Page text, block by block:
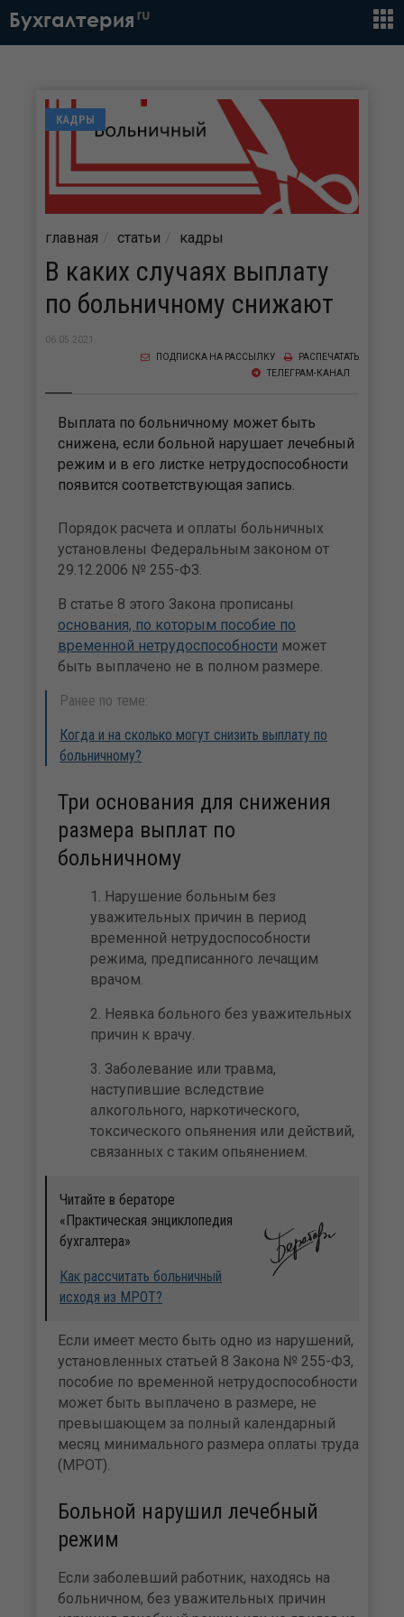
Бухгалтерия ru
КАДРЫ
главная статьи кадры
В каких случаях выплату
по больничному снижают
06.05.2021
РАСПЕЧАТАТЬ
ПОДПИСКА НА РАССЫЛКУ
ТЕЛЕГРАМ-КАНАЛ
Выплата по больничному может быть
снижена, если больной нарушает лечебный
режим и в его листке нетрудоспособности
появится соответствующая запись.
Порядок расчета и оплаты больничных
установлены Федеральным законом от
29.12.2006 № 255-ФЗ.
В статье 8 этого Закона прописаны
основания, по которым пособие по
временной нетрудоспособности может
быть выплачено не в полном размере.
Ранее по теме:
Когда и на сколько могут снизить выплату по
больничному?
Три основания для снижения
размера выплат по
больничному
Нарушение больным без
уважительных причин в период
временной нетрудоспособности
режима, предписанного лечащим
врачом.
Неявка больного без уважительных
причин к врачу.
Заболевание или травма,
наступившие вследствие
алкогольного, наркотического,
токсического опьянения или действий,
связанных с таким опьянением.
Читайте в бераторе
«Практическая энциклопедия
бухгалтера»
Как рассчитать больничный
исходя из МРОТ?
Если имеет место быть одно из нарушений,
установленных статьей 8 Закона № 255-ФЗ,
пособие по временной нетрудоспособности
может быть выплачено в размере, не
превышающем за полный календарный
месяц минимального размера оплаты труда
(МРОТ).
Больной нарушил лечебный
режим
Если заболевший работник, находясь на
больничном, без уважительных причин